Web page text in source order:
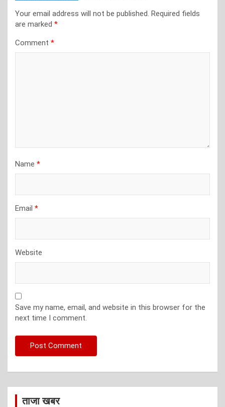
Your email address will not be published. Required fields
are marked *
Comment *
Name *
Email *
Website
Save my name, email, and website in this browser for the
next time I comment.
ताजा खबर